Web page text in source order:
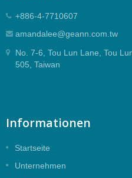
+886-4-7710607
amandalee@geann.com.tw
No. 7-6, Tou Lun Lane, Tou
505, Taiwan
Informationen
Startseite
Unternehmen